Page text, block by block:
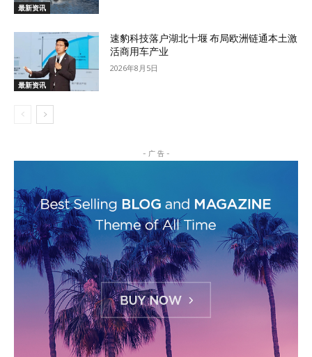
最新资讯
最新资讯
速豹科技落户湖北十堰 布局欧洲链通本土激
活商用车产业
2026年8月5日
- 广 告 -